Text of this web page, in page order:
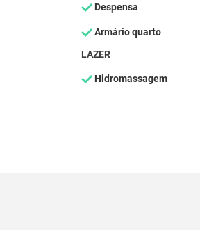
Despensa
Armário quarto
LAZER
Hidromassagem